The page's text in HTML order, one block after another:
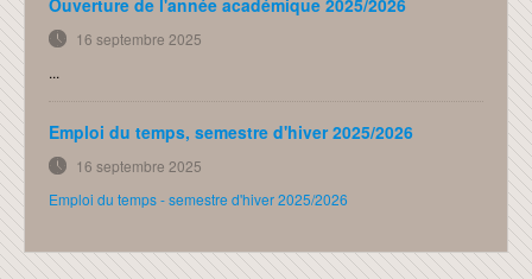
distribué
SEE-2
Réseaux informatiques
HTML 5
Java Script
CONTACT
16 septembre 2025
...
Emploi du temps, semestre d'hiver 2025/2026
16 septembre 2025
Emploi du temps - semestre d'hiver 2025/2026